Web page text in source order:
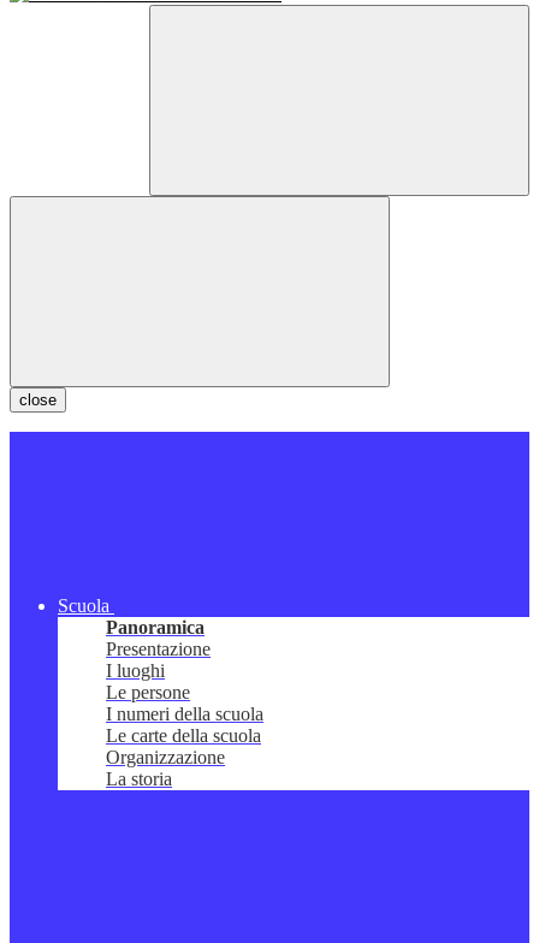
close
Scuola
Panoramica
Presentazione
I luoghi
Le persone
I numeri della scuola
Le carte della scuola
Organizzazione
La storia